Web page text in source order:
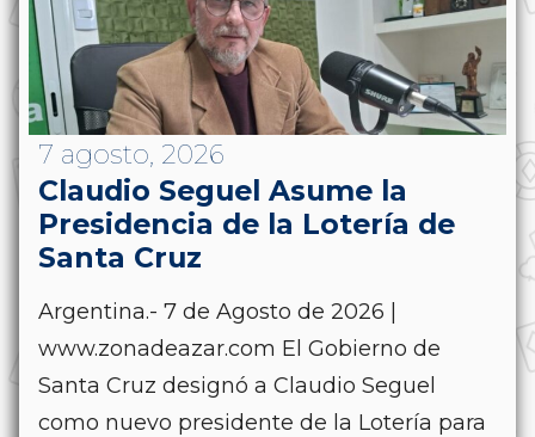
7 agosto, 2026
Claudio Seguel Asume la
Presidencia de la Lotería de
Santa Cruz
Argentina.- 7 de Agosto de 2026 |
www.zonadeazar.com El Gobierno de
Santa Cruz designó a Claudio Seguel
como nuevo presidente de la Lotería para